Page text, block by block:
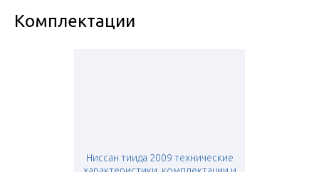
Комплектации
Ниссан тиида 2009 технические